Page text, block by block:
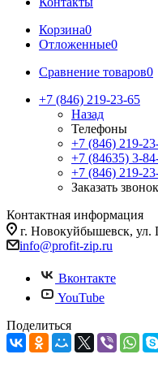
Корзина0
Отложенные0
Сравнение товаров0
+7 (846) 219-23-65
Назад
Телефоны
+7 (846) 219-
+7 (84635) 3-
+7 (846) 219-
Заказать звонок
Контактная информация
г. Новокуйбышевск, ул.
info@profit-zip.ru
Вконтакте
YouTube
Поделиться